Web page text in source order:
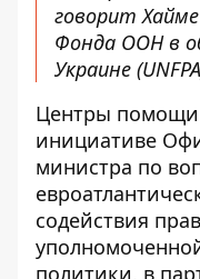
говорит
Фонда ООН в
Украине
Центры помощи
инициативе
министра по
содействия
политики, в